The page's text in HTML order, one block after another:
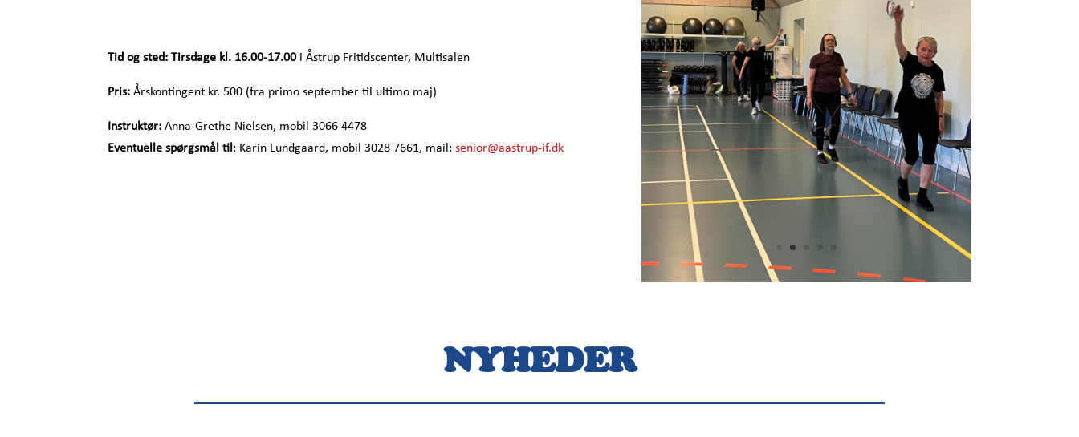
Tid og sted: Tirsdage kl. 16.00-17.00 i Åstrup Fritidscenter, Multisalen
Pris:Årskontingent kr. 500 (fra primo september til ultimo maj)
Instruktør: Anna-Grethe Nielsen, mobil 3066 4478
Eventuelle spørgsmål til: Karin Lundgaard, mobil 3028 7661, mail:senior@aastrup-if.dk
NYHEDER